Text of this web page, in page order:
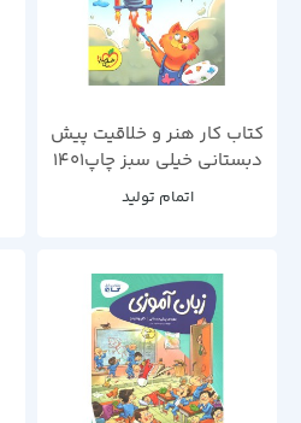
کتاب کار هنر و خلاقیت پیش
دبستانی خیلی سبز چاپ1401
اتمام تولید